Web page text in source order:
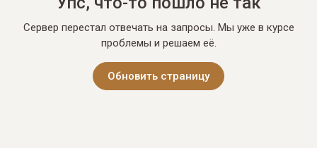
Сервер перестал отвечать на запросы. Мы уже в курсе
проблемы и решаем её.
Обновить страницу